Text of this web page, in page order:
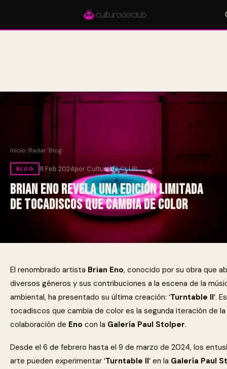
Inicio/Radar/Blog
BLOG 8 Feb 2024por Culturade.CLUB
Brian Eno revela una edición limitada
de tocadiscos que cambia de color
El renombrado artista Brian Eno, conocido por su obra que
diversos géneros y sus contribuciones a la escena de la
ambiental, ha presentado su última creación: ‘Turntable II‘.
tocadiscos que cambia de color es la segunda iteración de la
colaboración de Eno con la Galería Paul Stolper.
Desde el 6 de febrero hasta el 9 de marzo de 2024, los
arte pueden experimentar ‘Turntable II‘ en la Galería Paul